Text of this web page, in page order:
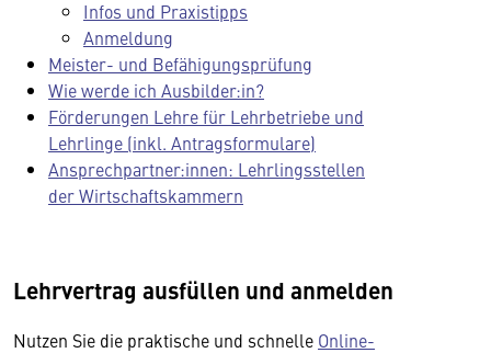
Infos und Praxistipps
Anmeldung
Meister- und Befähigungsprüfung
Wie werde ich Ausbilder:in?
Förderungen Lehre für Lehrbetriebe und
Lehrlinge (inkl. Antragsformulare)
Ansprechpartner:innen: Lehrlingsstellen
der Wirtschaftskammern
Lehrvertrag ausfüllen und anmelden
Nutzen Sie die praktische und schnelle Online-